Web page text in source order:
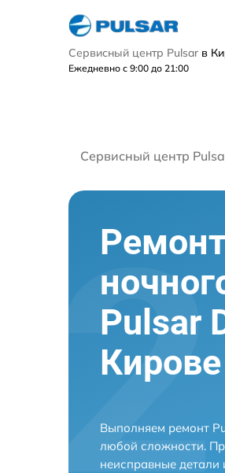
Сервисный центр Pulsar в
Ежедневно с 9:00 до 21:00
Сервисный центр
Pulsar
Кирове
Выполняем ремонт
любой сложности.
неисправные детали